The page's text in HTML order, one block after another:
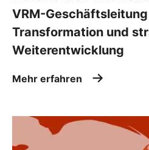
VRM-Geschäftsleitung
Transformation und
Weiterentwicklung
Mehr erfahren